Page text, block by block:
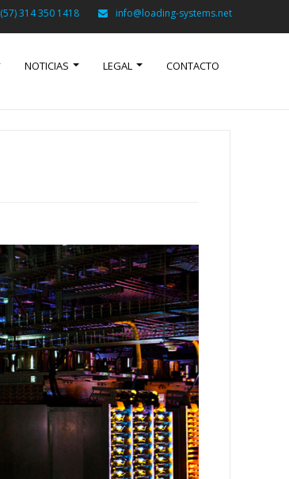
(57) 314 350 1418 info@loading-systems.net
NOTICIAS LEGAL CONTACTO